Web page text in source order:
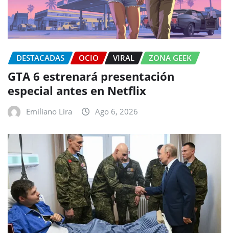
DESTACADAS OCIO VIRAL ZONA GEEK
GTA 6 estrenará presentación
especial antes en Netflix
Emiliano Lira Ago 6, 2026